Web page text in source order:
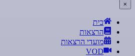
×
בית
הרצאות
מועדי הרצאות
VOD